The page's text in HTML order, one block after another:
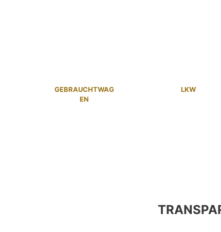
GEBRAUCHTWAG
EN
LKW